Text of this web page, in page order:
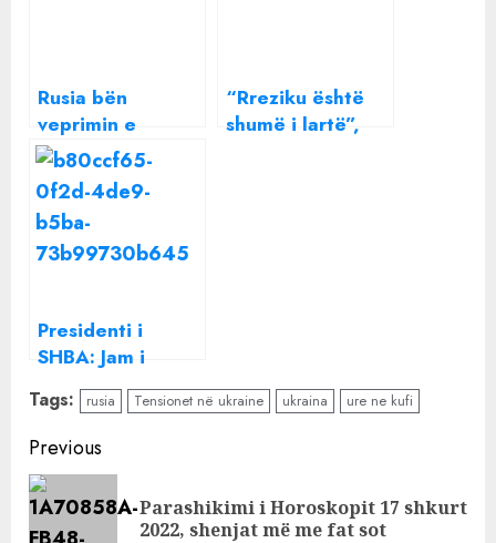
Rusia bën
veprimin e
papritur në
kufirin me
Ukrainën
“Rreziku është
shumë i lartë”,
Presidenti i
SHBA: Jam i
bindur se Rusia
do ta pushtojë
Ukrainën
Tags: rusia Tensionet në ukraine ukraina ure ne kufi
Continue
Reading
Previous
Parashikimi i Horoskopit 17 shkurt
2022, shenjat më me fat sot